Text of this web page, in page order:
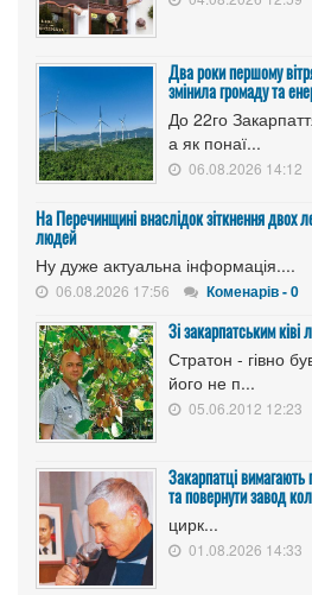
Два роки першому
змінила громаду та
До 22го
а як понаї...
06.08.2026 14:12
На Перечинщині внаслідок зіткнення двох
людей
Ну дуже актуальна інформація....
06.08.2026 17:56 Коменарів - 0
Зі закарпатським ківі
Стратон - гівно
його не п...
05.06.2012 12:23
Закарпатці вимагають
та повернути завод
цирк...
01.08.2026 14:33